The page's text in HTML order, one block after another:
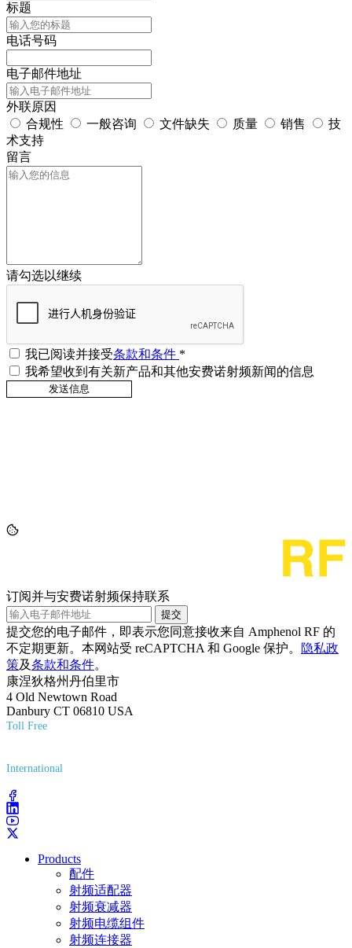
标题
电话号码
电子邮件地址
外联原因
合规性
一般咨询 文件缺失 质量 销售
技
术支持
留言
请勾选以继续
我已阅读并接受条款和条件 *
我希望收到有关新产品和其他安费诺射频新闻的信息
订阅并与安费诺射频保持联系
提交
提交您的电子邮件，即表示您同意接收来自 Amphenol RF 的
不定期更新。本网站受 reCAPTCHA 和 Google 保护。
隐私政
策及条款和条件。
康涅狄格州丹伯里市
4 Old Newtown Road
Danbury CT 06810 USA
Toll Free
International
Products
配件
射频适配器
射频衰减器
射频电缆组件
射频连接器